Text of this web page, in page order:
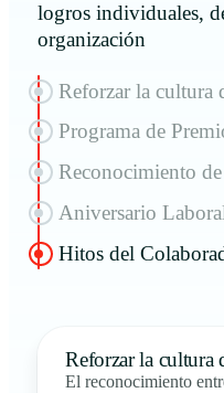
logros individuales,
organización
Reforzar la cultura
Programa de
Reconocimiento
Aniversario
Hitos del
Reforzar la cultura
El reconocimiento